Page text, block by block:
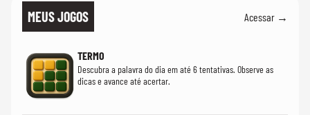
MEUS JOGOS Acessar →
TERMO
Descubra a palavra do dia em até 6 tentativas. Observe as
dicas e avance até acertar.